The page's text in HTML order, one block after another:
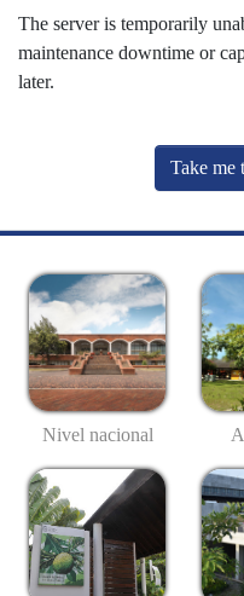
The server is temporarily
maintenance downtime or
later.
Take me
Nivel nacional